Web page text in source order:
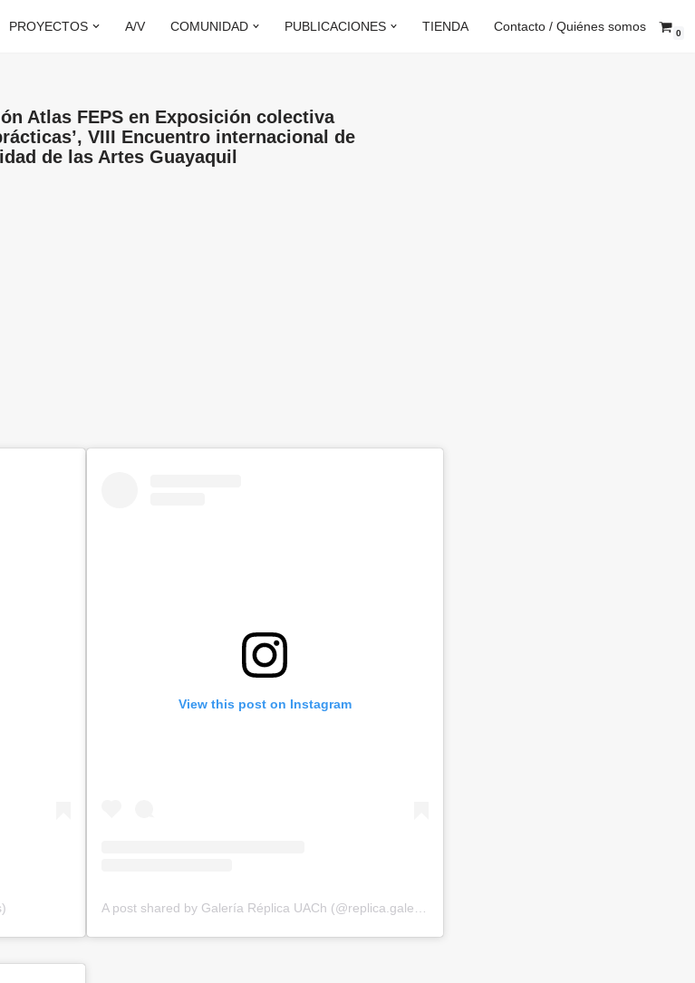
PROYECTOS A/V COMUNIDAD PUBLICACIONES TIENDA Contacto / Quiénes somos 0
Atlas FEPS en Exposición colectiva
VIII Encuentro internacional de
de las Artes Guayaquil
View this post on Instagram